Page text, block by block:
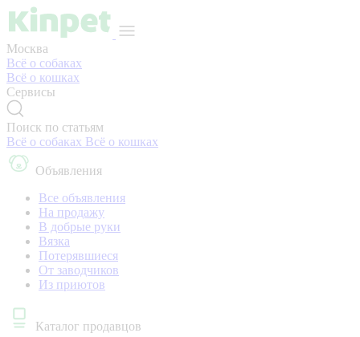
Москва
Всё о собаках
Всё о кошках
Сервисы
Поиск по статьям
Всё о собаках Всё о кошках
Объявления
Все объявления
На продажу
В добрые руки
Вязка
Потерявшиеся
От заводчиков
Из приютов
Каталог продавцов